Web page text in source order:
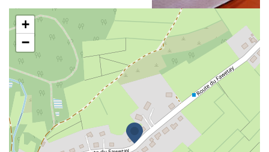
Ateliers créatifs de Jalhay
+
−